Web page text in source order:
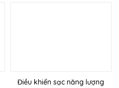
Điều khiển sạc năng lượng